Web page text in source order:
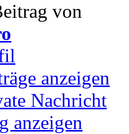
von
anzeigen
Nachricht
anzeigen